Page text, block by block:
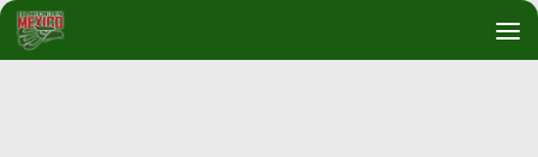
Debajo del contenido